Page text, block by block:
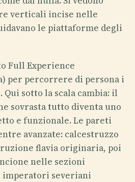
verticali incise nelle
le piattaforme degli
Full Experience
per percorrere di persona i
sotto la scala cambia: il
sovrasta tutto diventa uno
e funzionale. Le pareti
avanzate: calcestruzzo
flavia originaria, poi
nelle sezioni
severiani